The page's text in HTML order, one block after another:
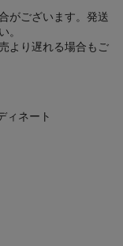
がございます。発送
。
より遅れる場合もご